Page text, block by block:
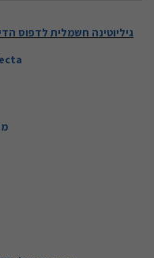
גיליוטינה חשמלית לדפוס